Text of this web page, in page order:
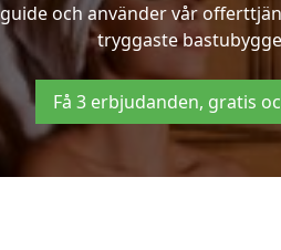
guide och använder vår
tryggaste
Få 3 erbjudanden, gratis